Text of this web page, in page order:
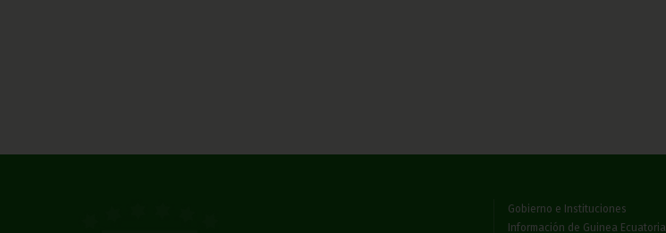
Gobierno e Instituciones
Información de Guinea Ecuatorial